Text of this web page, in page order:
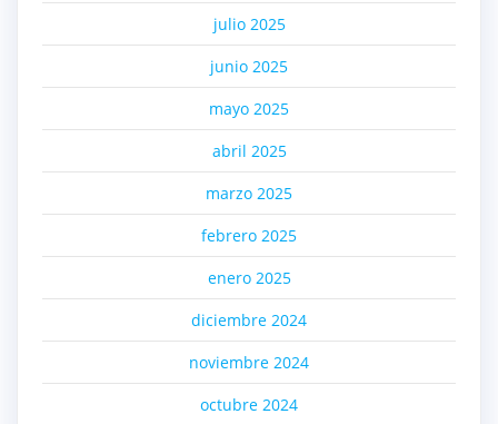
julio 2025
junio 2025
mayo 2025
abril 2025
marzo 2025
febrero 2025
enero 2025
diciembre 2024
noviembre 2024
octubre 2024